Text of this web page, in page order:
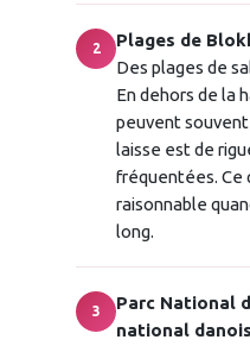
2
Plages de
Des plages de
En dehors de la
peuvent
laisse est de
fréquentées. Ce
raisonnable
long.
3
Parc National
national danois